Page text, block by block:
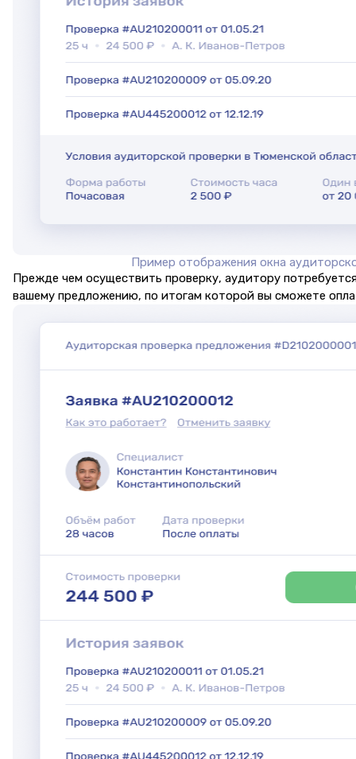
Пример отображения окна
Прежде чем осуществить проверку, аудитору
вашему предложению, по итогам которой вы сможете